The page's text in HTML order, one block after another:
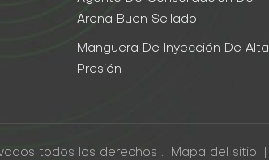
Arena Buen Sellado
Manguera De Inyección De Alta
Presión
todos los derechos . Mapa del sitio